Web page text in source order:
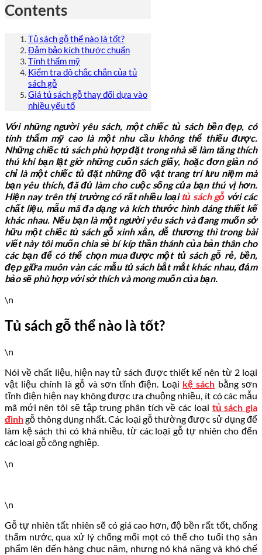
Contents
Tủ sách gỗ thể nào là tốt?
Đảm bảo kích thước chuẩn
Tính thẩm mỹ
Kiểm tra độ chắc chắn của tủ
sách gỗ
Giá tủ sách gỗ thay đổi dựa vào
nhiều yếu tố
Với những người yêu sách, một chiếc tủ sách bền đẹp, có
tính thẩm mỹ cao là một nhu cầu không thể thiếu được.
Những chiếc tủ sách phù hợp đặt trong nhà sẽ làm tăng thích
thú khi bạn lật giở những cuốn sách giấy, hoặc đơn giản nó
chỉ là một chiếc tủ đặt những đồ vật trang trí lưu niệm mà
bạn yêu thích, đã đủ làm cho cuộc sống của bạn thú vị hơn.
Hiện nay trên thị trường có rất nhiều loại tủ sách gỗ với các
chất liệu, mẫu mã đa dạng và kích thước hình dáng thiết kế
khác nhau. Nếu bạn là một người yêu sách và đang muốn sở
hữu một chiếc tủ sách gỗ xinh xắn, dễ thương thì trong bài
viết này tôi muốn chia sẻ bí kíp thần thánh của bản thân cho
các bạn để có thể chọn mua được một tủ sách gỗ rẻ, bền,
đẹp giữa muôn vàn các mẫu tủ sách bắt mắt khác nhau, đảm
bảo sẽ phù hợp với sở thích và mong muốn của bạn.
\n
Tủ sách gỗ thể nào là tốt?
\n
Nói về chất liệu, hiện nay tử sách được thiết kế nên từ 2 loại
vật liệu chính là gỗ và sơn tĩnh điện. Loại kệ sách bằng sơn
tĩnh điện hiện nay không được ưa chuộng nhiều, ít có các mẫu
mã mới nên tôi sẽ tập trung phân tích về các loại tủ sách gia
đìnhgỗ thông dụng nhất. Các loại gỗ thường được sử dụng để
làm kệ sách thì có khá nhiều, từ các loại gỗ tự nhiên cho đến
các loại gỗ công nghiệp.
\n
\n
Gỗ tự nhiên tất nhiên sẽ có giá cao hơn, độ bền rất tốt, chống
thấm nước, qua xử lý chống mối mọt có thể cho tuổi thọ sản
phẩm lên đến hàng chục năm, nhưng nó khá nặng và khó chế